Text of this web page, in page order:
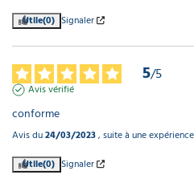
Utile(0) Signaler
5/5
Avis vérifié
conforme
Avis du24/03/2023, suite à une
Utile(0) Signaler